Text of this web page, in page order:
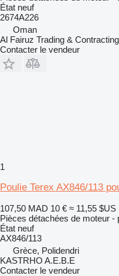
État neuf
2674A226
Oman
Al Fairuz Trading &
Contacter le vendeur
1
Poulie Terex AX846/113
107,50 MAD 10 € ≈ 11,55 $US
Pièces détachées de moteur -
État neuf
AX846/113
Grèce, Polidendri
KASTRHO A.E.B.E
Contacter le vendeur